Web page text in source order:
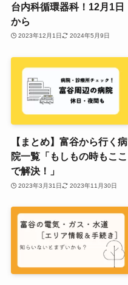
台内科循環器科！12月1日
から
2023年12月1日 2024年5月9日
【まとめ】富谷から行く病
院一覧「もしもの時もここ
で解決！」
2023年3月31日 2023年11月30日